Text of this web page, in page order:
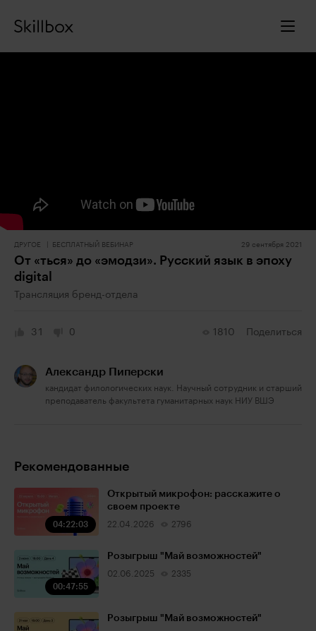
ДРУГОЕ БЕСПЛАТНЫЙ ВЕБИНАР 29 сентября 2021
От «ться» до «эмодзи». Русский язык в эпоху
digital
Трансляция бренд-отдела
31 0 1810 Поделиться
Александр Пиперски
кандидат филологических наук. Научный сотрудник и старший
преподаватель факультета гуманитарных наук НИУ ВШЭ
Рекомендованные
04:22:03
Открытый микрофон: расскажите о
своем проекте
22.04.2026 2796
00:47:55
Розыгрыш "Май возможностей"
02.06.2025 2335
Розыгрыш "Май возможностей"